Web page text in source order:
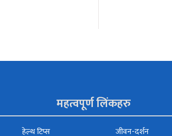
महत्वपूर्ण लिंकहरु
हेल्थ टिप्स
जीवन-दर्शन